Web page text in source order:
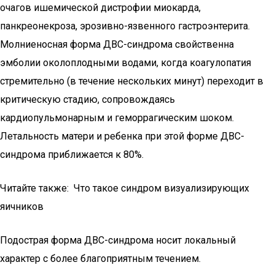
очагов ишемической дистрофии миокарда,
панкреонекроза, эрозивно-язвенного гастроэнтерита.
Молниеносная форма ДВС-синдрома свойственна
эмболии околоплодными водами, когда коагулопатия
стремительно (в течение нескольких минут) переходит в
критическую стадию, сопровождаясь
кардиопульмонарным и геморрагическим шоком.
Летальность матери и ребенка при этой форме ДВС-
синдрома приближается к 80%.
Читайте также: Что такое синдром визуализирующих
яичников
Подострая форма ДВС-синдрома носит локальный
характер с более благоприятным течением.